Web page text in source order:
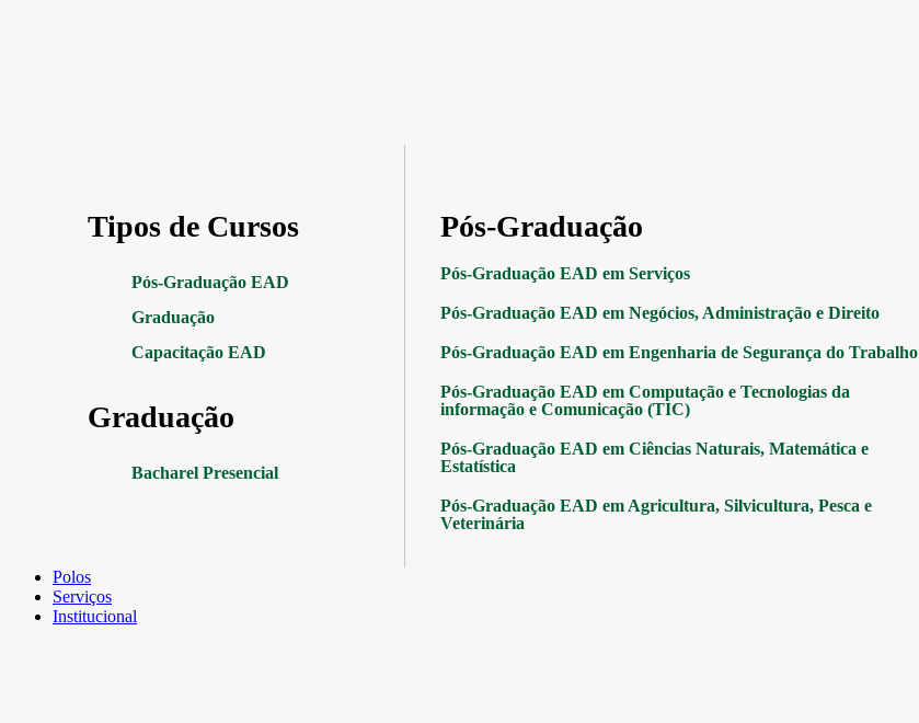
Tipos de Cursos
Pós-Graduação EAD
Graduação
Capacitação EAD
Graduação
Bacharel Presencial
Pós-Graduação
Pós-Graduação EAD em Serviços
Pós-Graduação EAD em Negócios, Administração e Direito
Pós-Graduação EAD em Engenharia de Segurança do Trabalho
Pós-Graduação EAD em Computação e Tecnologias da
informação e Comunicação (TIC)
Pós-Graduação EAD em Ciências Naturais, Matemática e
Estatística
Pós-Graduação EAD em Agricultura, Silvicultura, Pesca e
Veterinária
Polos
Serviços
Institucional